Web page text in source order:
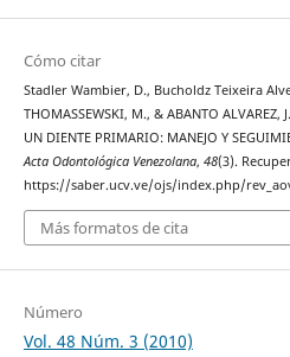
Cómo citar
Stadler Wambier, D., Bucholdz Teixeira
THOMASSEWSKI, M., & ABANTO ALVAREZ,
UN DIENTE PRIMARIO: MANEJO Y
Acta Odontológica Venezolana, 48(3).
https://saber.ucv.ve/ojs/index.php/
Más formatos de cita
Número
Vol. 48 Núm. 3 (2010)